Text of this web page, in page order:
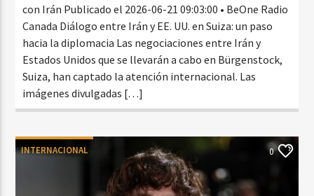
con Irán Publicado el 2026-06-21 09:03:00 • BeOne Radio
Canada Diálogo entre Irán y EE. UU. en Suiza: un paso
hacia la diplomacia Las negociaciones entre Irán y
Estados Unidos que se llevarán a cabo en Bürgenstock,
Suiza, han captado la atención internacional. Las
imágenes divulgadas […]
INTERNACIONAL 0